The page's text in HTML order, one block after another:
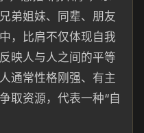
弟姐妹、同辈、朋友
，比肩不仅体现自我
映人与人之间的平等
通常性格刚强、有主
取资源，代表一种“自